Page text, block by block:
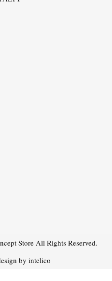
Store All Rights Reserved.
by intelico